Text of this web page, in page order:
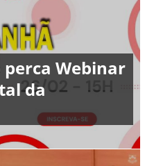
perca Webinar
da